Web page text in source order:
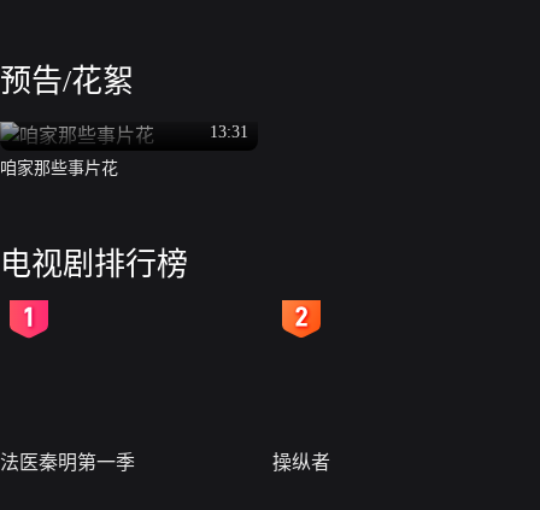
预告/花絮
13:31
咱家那些事片花
电视剧排行榜
法医秦明第一季 操纵者